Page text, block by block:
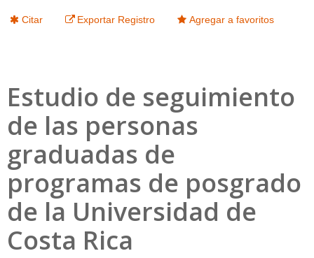
Citar Exportar Registro Agregar a favoritos
Estudio de seguimiento
de las personas
graduadas de
programas de posgrado
de la Universidad de
Costa Rica